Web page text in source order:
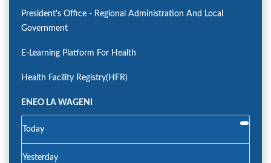
President's Office - Regional Administration And Local
Government
E-Learning Platform For Health
Health Facility Registry(HFR)
ENEO LA WAGENI
Today
Yesterday